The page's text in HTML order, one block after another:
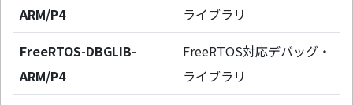
ARM/P4
ライブラリ
FreeRTOS-DBGLIB-
ARM/P4
FreeRTOS対応デバッグ・
ライブラリ